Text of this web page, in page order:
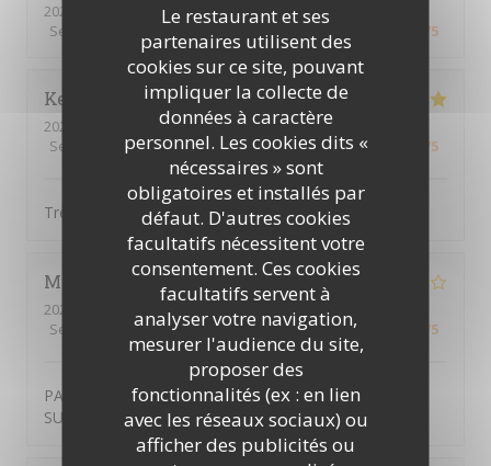
Le restaurant et ses
partenaires utilisent des
cookies sur ce site, pouvant
impliquer la collecte de
données à caractère
personnel. Les cookies dits «
nécessaires » sont
obligatoires et installés par
défaut. D'autres cookies
facultatifs nécessitent votre
consentement. Ces cookies
facultatifs servent à
analyser votre navigation,
mesurer l'audience du site,
proposer des
fonctionnalités (ex : en lien
avec les réseaux sociaux) ou
afficher des publicités ou
2026-08-07
- 20:00 - Couverts 4
Service
5 Cuisine Qualité / Prix /5
Ketty
2026-08-06
- 12:30 - Couverts 4
Service
/5 Ambiance: 5 /5 Cuisine:5/5 Qualité / Prix /5
Très belle expérience.
Myriam
2026-08-01
- 20:00 - Couverts 2
Service
Ambiance: 4/5 Cuisine: 5/5 Qualité / Prix /5
PASSAGE DANS CE RESTO DEPUIS 20 ANS ENVIRON
SUPERBE